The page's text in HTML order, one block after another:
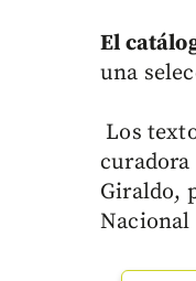
El
una
Los
Giraldo,
Nacional